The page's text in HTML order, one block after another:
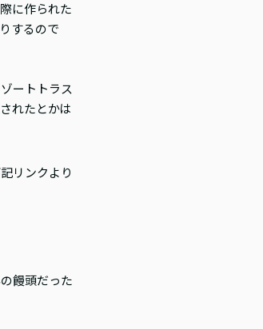
に作られた
するので
ートトラス
れたとかは
リンクより
饅頭だった